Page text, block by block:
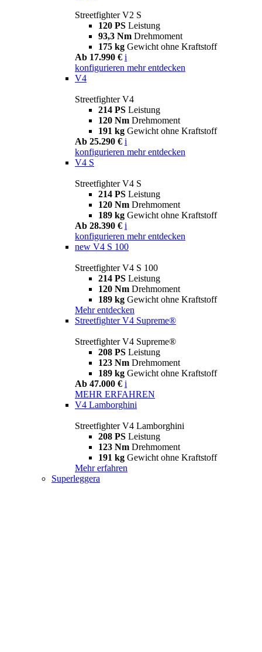
Streetfighter V2 S
120 PS Leistung
93,3 Nm Drehmoment
175 kg Gewicht ohne Kraftstoff
Ab 17.990 € i
konfigurieren mehr entdecken
V4
Streetfighter V4
214 PS Leistung
120 Nm Drehmoment
191 kg Gewicht ohne Kraftstoff
Ab 25.290 € i
konfigurieren mehr entdecken
V4 S
Streetfighter V4 S
214 PS Leistung
120 Nm Drehmoment
189 kg Gewicht ohne Kraftstoff
Ab 28.390 € i
konfigurieren mehr entdecken
new V4 S 100
Streetfighter V4 S 100
214 PS Leistung
120 Nm Drehmoment
189 kg Gewicht ohne Kraftstoff
Mehr entdecken
Streetfighter V4 Supreme®
Streetfighter V4 Supreme®
208 PS Leistung
123 Nm Drehmoment
189 kg Gewicht ohne Kraftstoff
Ab 47.000 € i
MEHR ERFAHREN
V4 Lamborghini
Streetfighter V4 Lamborghini
208 PS Leistung
123 Nm Drehmoment
191 kg Gewicht ohne Kraftstoff
Mehr erfahren
Superleggera